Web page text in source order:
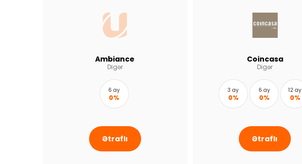
Ambiance
Digər
6 ay
0%
Ətraflı
Coincasa
Digər
3 ay
0%
6 ay
0%
12 ay
0%
Ətraflı